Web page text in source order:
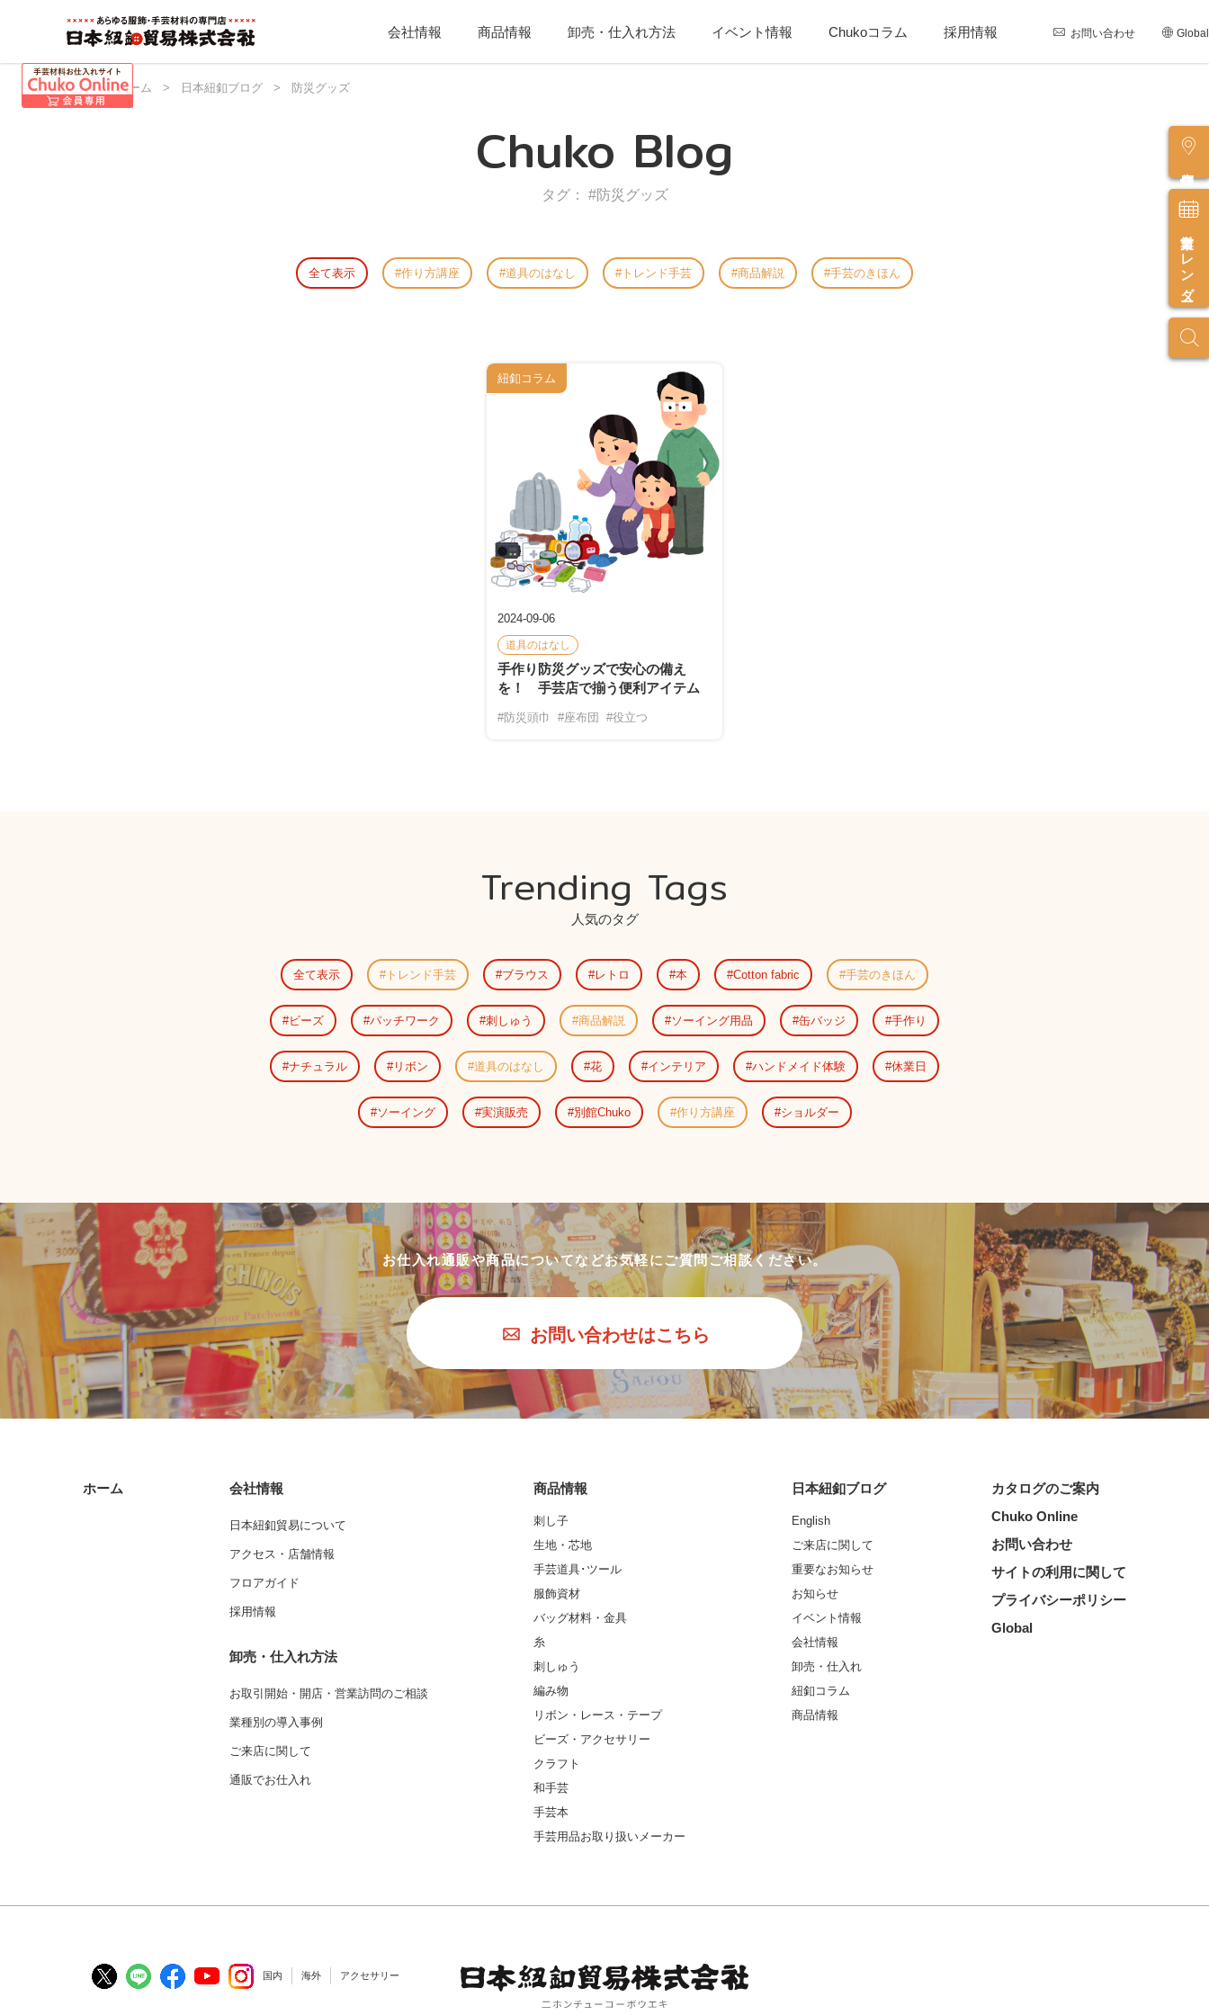
会社情報 商品情報 卸売・仕入れ方法 イベント情報 Chukoコラム 採用情報 お問い合わせ Global
営業カレンダー
日本紐釦 ホーム > 日本紐釦ブログ > 防災グッズ
Chuko Blog
タグ： #防災グッズ
全て表示 作り方講座 道具のはなし トレンド手芸 商品解説 手芸のきほん
2024-09-06
道具のはなし
手作り防災グッズで安心の備え
を！ 手芸店で揃う便利アイテム
#防災頭巾 #座布団 #役立つ
紐釦コラム
Trending Tags
人気のタグ
全て表示 トレンド手芸 ブラウス レトロ 本 Cotton fabric 手芸のきほん
ビーズ パッチワーク 刺しゅう 商品解説 ソーイング用品 缶バッジ 手作り
ナチュラル リボン 道具のはなし 花 インテリア ハンドメイド体験 休業日
ソーイング 実演販売 別館Chuko 作り方講座 ショルダー
お仕入れ通販や商品についてなどお気軽にご質問ご相談ください。
お問い合わせはこちら
ホーム 会社情報
日本紐釦貿易について
アクセス・店舗情報
フロアガイド
採用情報
卸売・仕入れ方法
お取引開始・開店・営業訪問のご相談
業種別の導入事例
ご来店に関して
通販でお仕入れ
商品情報
刺し子
生地・芯地
手芸道具･ツール
服飾資材
バッグ材料・金具
糸
刺しゅう
編み物
リボン・レース・テープ
ビーズ・アクセサリー
クラフト
和手芸
手芸本
手芸用品お取り扱いメーカー
日本紐釦ブログ
English
ご来店に関して
重要なお知らせ
お知らせ
イベント情報
会社情報
卸売・仕入れ
紐釦コラム
商品情報
カタログのご案内
Chuko Online
お問い合わせ
サイトの利用に関して
プライバシーポリシー
Global
国内 海外 アクセサリー